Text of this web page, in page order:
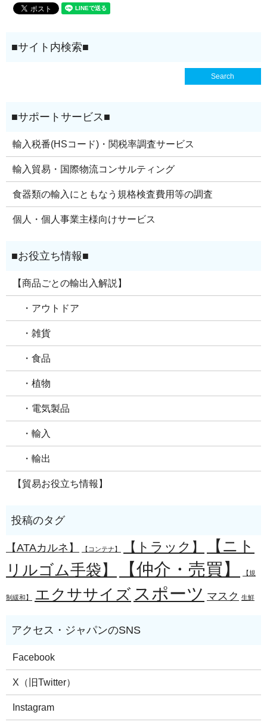
輸入税番(HSコード)・関税率調査サービス
輸入貿易・国際物流コンサルティング
食器類の輸入にともなう規格検査費用等の調査
個人・個人事業主様向けサービス
【商品ごとの輸出入解説】
・アウトドア
・雑貨
・食品
・植物
・電気製品
・輸入
・輸出
【貿易お役立ち情報】
【ATAカルネ】 【コンテナ】 【トラック】
【ニト
リルゴム手袋】
【仲介・売買】 【規
制緩和】 エクササイズ スポーツ マスク 生鮮
Facebook
X（旧Twitter）
Instagram